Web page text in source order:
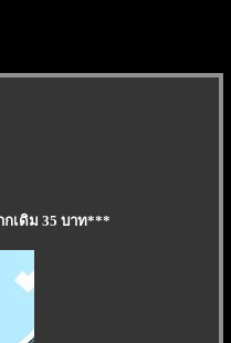
กเดิม 35 บาท***